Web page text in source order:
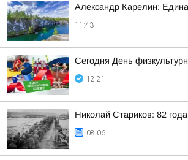
Александр Карелин:
11:43
Сегодня День
12:21
Николай Стариков: 82
08:06